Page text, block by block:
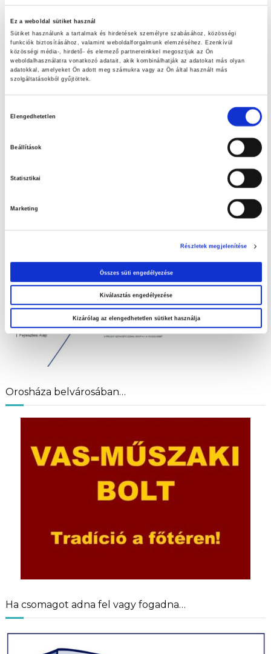
Ez a weboldal sütiket használ
Sütiket használunk a tartalmak és hirdetések személyre szabásához, közösségi
funkciók biztosításához, valamint weboldalforgalmunk elemzéséhez. Ezenkívül
közösségi média-, hirdető- és elemező partnereinkkel megosztjuk az Ön
weboldalhasználatra vonatkozó adatait, akik kombinálhatják az adatokat más olyan
adatokkal, amelyeket Ön adott meg számukra vagy az Ön által használt más
szolgáltatásokból gyűjtöttek.
Elengedhetetlen
Beállítások
Statisztikai
Marketing
Részletek megjelenítése
Összes süti engedélyezése
Kiválasztás engedélyezése
Kizárólag az elengedhetetlen sütiket használja
Szuperinfós ajánlataink!
Nézd meg aktuális ajánlatainkat!
A tiszta medence élménye – Az otthoni medence tisztításának
Orosháza belvárosában…
Ha csomagot adna fel vagy fogadna…